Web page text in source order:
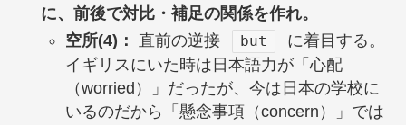
に、前後で対比・補足の関係を作れ。
空所(4)：
直前の逆接 but
に着目する。
イギリスにいた時は日本語力が「心配
（worried）」だったが、今は日本の学校に
いるのだから「懸念事項（concern）」では